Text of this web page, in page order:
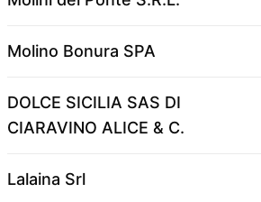
Molino Bonura SPA
DOLCE SICILIA SAS DI
CIARAVINO ALICE & C.
Lalaina Srl